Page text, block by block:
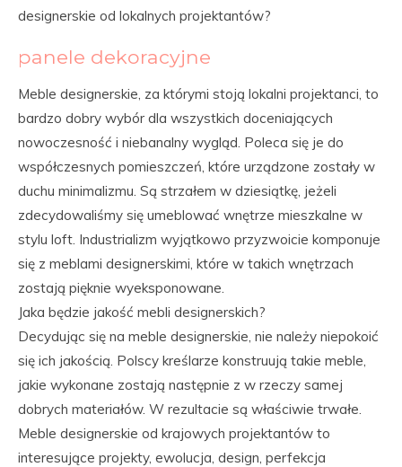
designerskie od lokalnych projektantów?
panele dekoracyjne
Meble designerskie, za którymi stoją lokalni projektanci, to
bardzo dobry wybór dla wszystkich doceniających
nowoczesność i niebanalny wygląd. Poleca się je do
współczesnych pomieszczeń, które urządzone zostały w
duchu minimalizmu. Są strzałem w dziesiątkę, jeżeli
zdecydowaliśmy się umeblować wnętrze mieszkalne w
stylu loft. Industrializm wyjątkowo przyzwoicie komponuje
się z meblami designerskimi, które w takich wnętrzach
zostają pięknie wyeksponowane.
Jaka będzie jakość mebli designerskich?
Decydując się na meble designerskie, nie należy niepokoić
się ich jakością. Polscy kreślarze konstruują takie meble,
jakie wykonane zostają następnie z w rzeczy samej
dobrych materiałów. W rezultacie są właściwie trwałe.
Meble designerskie od krajowych projektantów to
interesujące projekty, ewolucja, design, perfekcja